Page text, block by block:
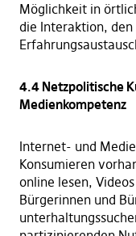
Möglichkeit in
die Interaktion,
4.4 Netzpolitische
Medienkompetenz
Internet- und
Konsumieren
online lesen,
Bürgerinnen und